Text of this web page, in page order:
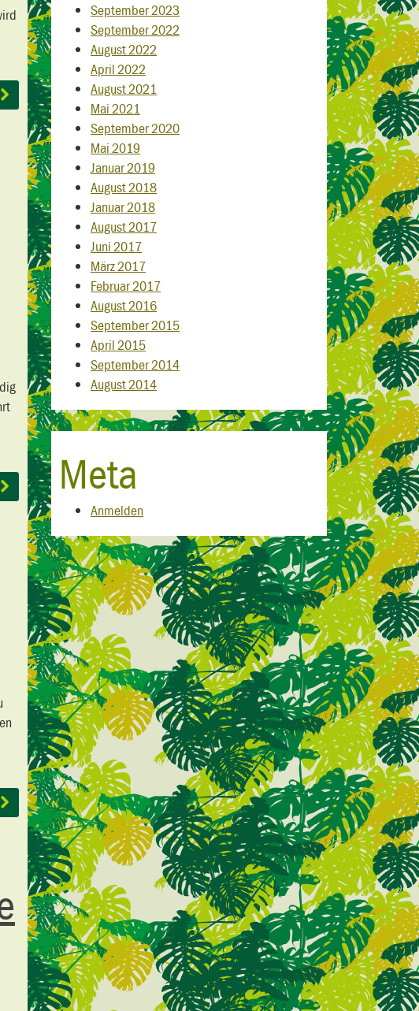
September 2023
September 2022
August 2022
April 2022
August 2021
Mai 2021
September 2020
Mai 2019
Januar 2019
August 2018
Januar 2018
August 2017
Juni 2017
März 2017
Februar 2017
August 2016
September 2015
April 2015
September 2014
August 2014
Meta
Anmelden